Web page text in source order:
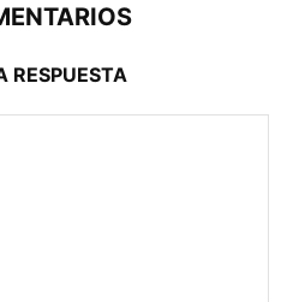
RESPUESTA